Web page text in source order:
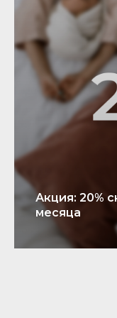
Акция: 20%
месяца